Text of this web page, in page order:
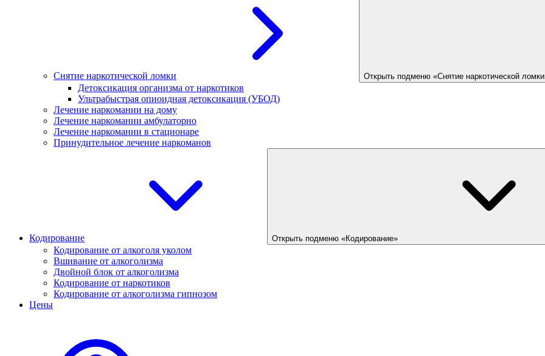
Снятие наркотической ломки Открыть подменю «Снятие наркотической
Детоксикация организма от наркотиков
Ультрабыстрая опиоидная детоксикация (УБОД)
Лечение наркомании на дому
Лечение наркомании амбулаторно
Лечение наркомании в стационаре
Принудительное лечение наркоманов
Кодирование Открыть подменю «Кодирование»
Кодирование от алкоголя уколом
Вшивание от алкоголизма
Двойной блок от алкоголизма
Кодирование от наркотиков
Кодирование от алкоголизма гипнозом
Цены